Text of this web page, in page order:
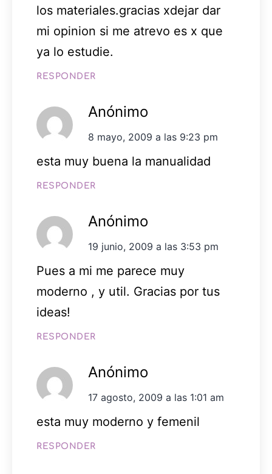
los materiales.gracias xdejar dar
mi opinion si me atrevo es x que
ya lo estudie.
RESPONDER
Anónimo
8 mayo, 2009 a las 9:23 pm
esta muy buena la manualidad
RESPONDER
Anónimo
19 junio, 2009 a las 3:53 pm
Pues a mi me parece muy
moderno , y util. Gracias por tus
ideas!
RESPONDER
Anónimo
17 agosto, 2009 a las 1:01 am
esta muy moderno y femenil
RESPONDER